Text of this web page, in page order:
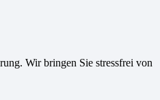
Wir bringen Sie stressfrei von